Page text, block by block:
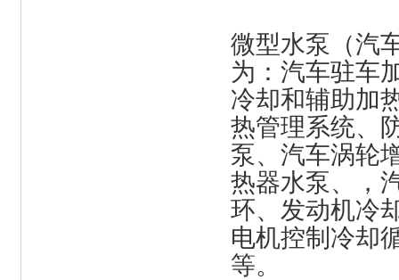
微型水泵（汽
为：汽车驻车
冷却和辅助加
热管理系统、
泵、汽车涡轮
热器水泵、，
环、发动机冷
电机控制冷却
等。